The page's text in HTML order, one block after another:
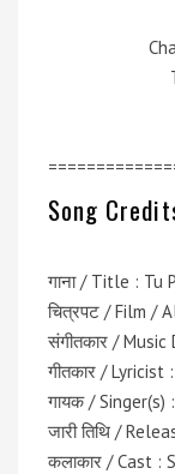
Song
गाना / Title : Tu
चित्रपट / Film /
संगीतकार /
गीतकार / Lyricist
गायक / Singer(s)
जारी तिथि /
कलाकार / Cast :